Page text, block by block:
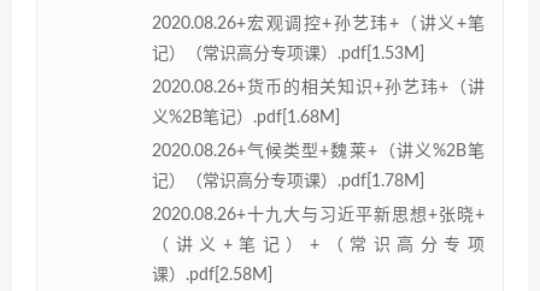
2020.08.26+宏观调控+孙艺玮+（讲义+笔
记）（常识高分专项课）.pdf[1.53M]
2020.08.26+货币的相关知识+孙艺玮+（讲
义%2B笔记）.pdf[1.68M]
2020.08.26+气候类型+魏莱+（讲义%2B笔
记）（常识高分专项课）.pdf[1.78M]
2020.08.26+十九大与习近平新思想+张晓+
（讲义+笔记）+（常识高分专项
课）.pdf[2.58M]